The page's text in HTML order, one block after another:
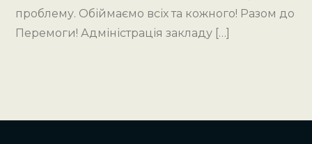
проблему. Обіймаємо всіх та кожного! Разом до
Перемоги! Адміністрація закладу […]